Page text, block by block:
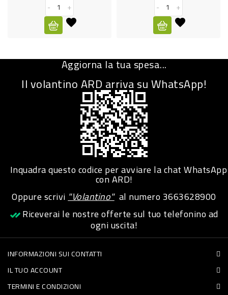
SANITARI
PERSONA
PETS
ACCESSORI
PET
FOOD
-
+
-
+
Aggiorna la tua spesa...
Il volantino ARD arriva su WhatsApp!
Inquadra questo codice per avviare la chat WhatsApp
con ARD!
Oppure scrivi"Volantino"al numero3663628900
Riceverai le nostre offerte sul tuo telefonino ad
ogni uscita!
INFORMAZIONI SUI CONTATTI
IL TUO ACCOUNT
TERMINI E CONDIZIONI